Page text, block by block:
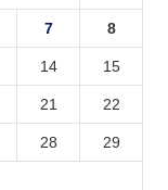
7 8
14 15
21 22
28 29